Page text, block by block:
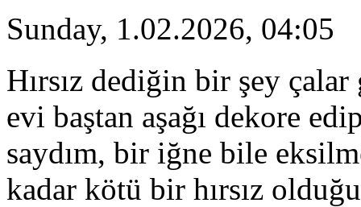
Sunday, 1.02.2026, 04:05
Hırsız dediğin bir şey
evi baştan aşağı dekore
saydım, bir iğne bile
kadar kötü bir hırsız